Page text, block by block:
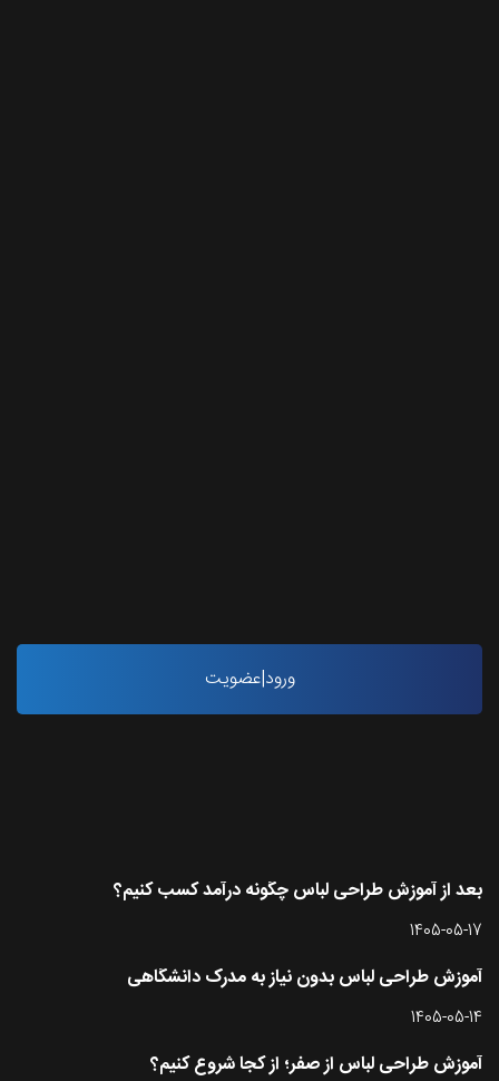
ورود|عضویت
بعد از آموزش طراحی لباس چگونه درآمد کسب کنیم؟
1405-05-17
آموزش طراحی لباس بدون نیاز به مدرک دانشگاهی
1405-05-14
آموزش طراحی لباس از صفر؛ از کجا شروع کنیم؟